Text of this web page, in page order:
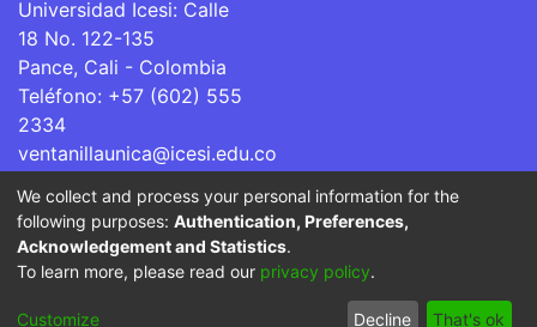
Universidad Icesi: Calle
18 No. 122-135
Pance, Cali - Colombia
Teléfono: +57 (602) 555
2334
ventanillaunica@icesi.edu.co
La Universidad Icesi es una Institución de Educación
Superior que se encuentra sujeta a inspección y vigilancia
por parte del Ministerio de Educación Nacional.
Cookie End User Send
We collect and process your personal information for the
following purposes: Authentication, Preferences,
Acknowledgement and Statistics.
To learn more, please read our privacy policy.
Customize Decline That's ok